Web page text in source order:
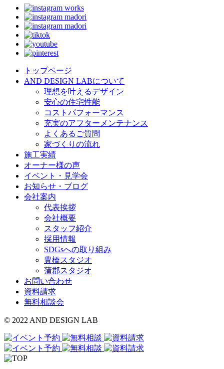
トップページ
AND DESIGN LABについて
理想を叶えるデザイン
安心の住宅性能
コストパフォーマンス
充実のアフターメンテナンス
よくあるご質問
家づくりの流れ
施工実績
オーナー様の声
イベント・見学会
お知らせ・ブログ
会社案内
代表挨拶
会社概要
スタッフ紹介
採用情報
SDGsへの取り組み
豊橋スタジオ
蒲郡スタジオ
お問い合わせ
資料請求
無料相談会
© 2022 AND DESIGN LAB